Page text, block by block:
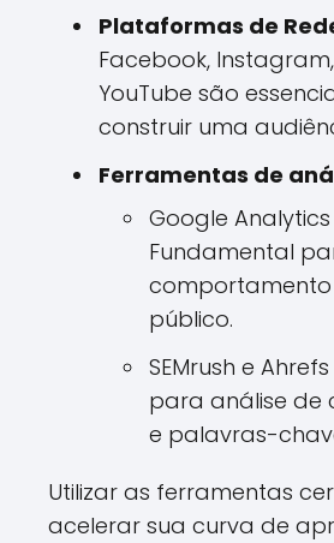
Plataformas de
Facebook,
YouTube são
construir uma
Ferramentas de
Google Analytics
Fundamental
comportamento
público.
SEMrush e
para análise de
e palavras-
Utilizar as ferramentas
acelerar sua curva de